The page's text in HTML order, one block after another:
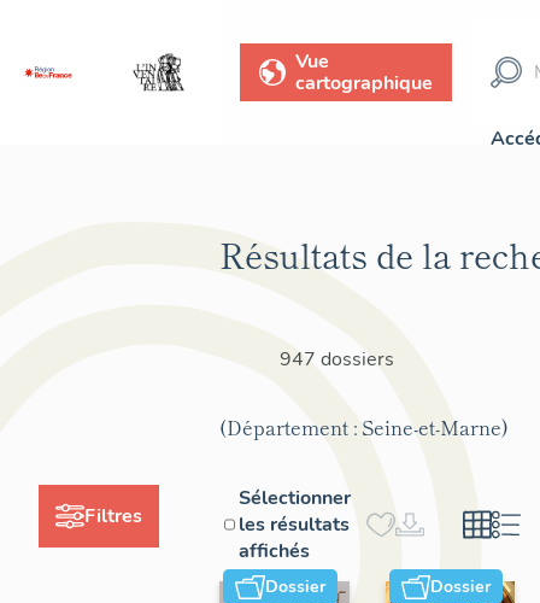
Vue
cartographique
Filtres
Résultats de la
947 dossiers
(Département : Seine-et-Marne)
Sélectionner
les résultats
affichés
Dossier Dossier